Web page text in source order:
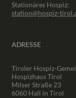
Stationäres Hospiz:
station@hospiz-
ADRESSE
Tiroler Hospiz-
Hospizhaus Tirol
Milser Straße 23
6060 Hall in Tirol